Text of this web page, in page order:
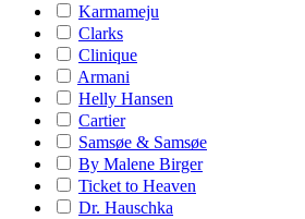
Karmameju
Clarks
Clinique
Armani
Helly Hansen
Cartier
Samsøe & Samsøe
By Malene Birger
Ticket to Heaven
Dr. Hauschka